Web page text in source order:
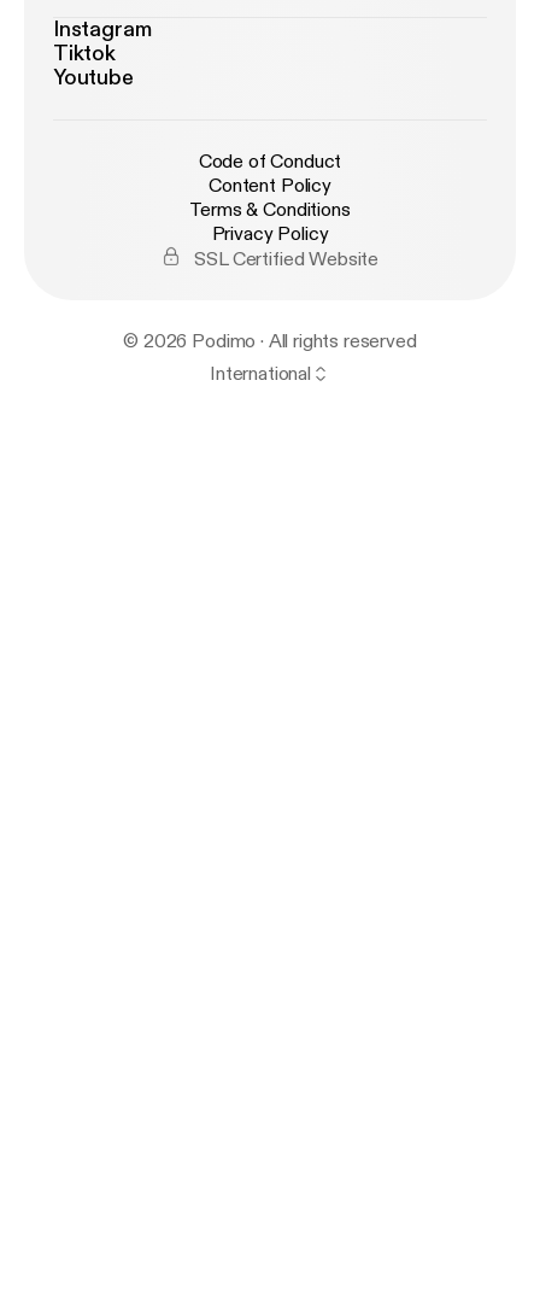
Instagram
Tiktok
Youtube
Code of Conduct
Content Policy
Terms & Conditions
Privacy Policy
SSL Certified Website
© 2026 Podimo · All rights reserved
International